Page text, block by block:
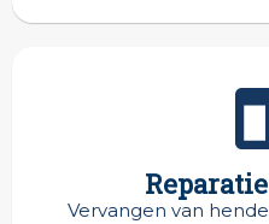
Vervangen van